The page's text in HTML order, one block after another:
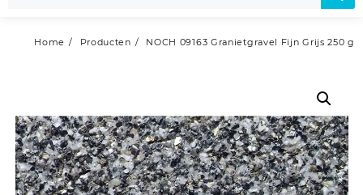
Home Producten NOCH 09163 Granietgravel Fijn Grijs 250 g